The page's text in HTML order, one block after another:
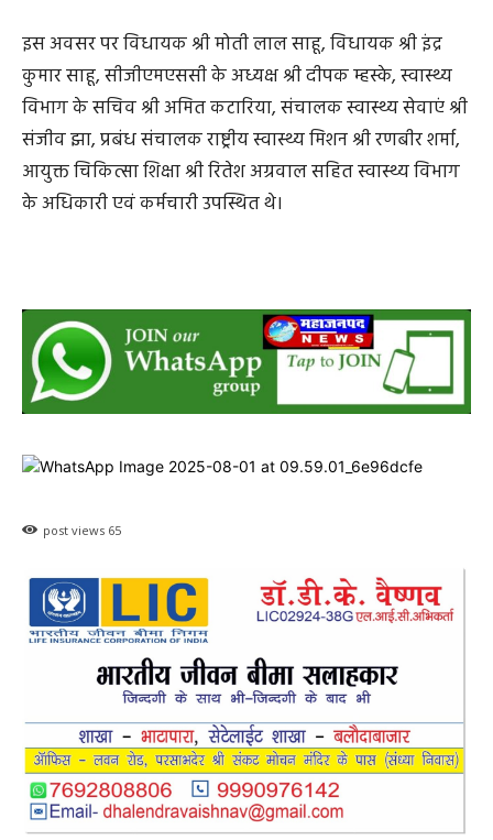
इस अवसर पर विधायक श्री मोती लाल साहू, विधायक श्री इंद्र
कुमार साहू, सीजीएमएससी के अध्यक्ष श्री दीपक म्हस्के, स्वास्थ्य
विभाग के सचिव श्री अमित कटारिया, संचालक स्वास्थ्य सेवाएं श्री
संजीव झा, प्रबंध संचालक राष्ट्रीय स्वास्थ्य मिशन श्री रणबीर शर्मा,
आयुक्त चिकित्सा शिक्षा श्री रितेश अग्रवाल सहित स्वास्थ्य विभाग
के अधिकारी एवं कर्मचारी उपस्थित थे।
post views 65